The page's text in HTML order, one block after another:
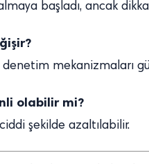
başladı, ancak
denetim mekanizmaları
olabilir mi?
şekilde azaltılabilir.